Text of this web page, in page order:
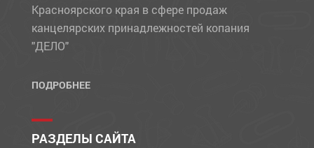
Красноярского края в сфере продаж
канцелярских принадлежностей копания
"ДЕЛО"
ПОДРОБНЕЕ
РАЗДЕЛЫ САЙТА